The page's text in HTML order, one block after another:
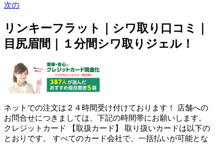
次の
リンキーフラット｜シワ取り口コミ｜
目尻眉間｜１分間シワ取りジェル！
ネットでの注文は２４時間受け付けております！ 店舗への
お問合せにつきましては、下記の時間帯にお願いします。
クレジットカード 【取扱カード】 取り扱いカードは以下の
とおりです。 すべてのカード会社で、一括払いが可能とな